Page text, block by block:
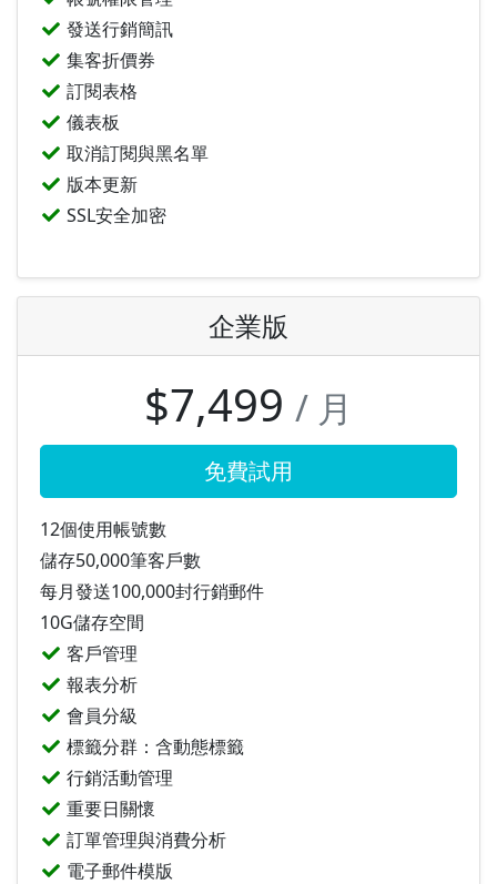
發送行銷簡訊
集客折價券
訂閱表格
儀表板
取消訂閱與黑名單
版本更新
SSL安全加密
企業版
$7,499 / 月
免費試用
12個使用帳號數
儲存50,000筆客戶數
每月發送100,000封行銷郵件
10G儲存空間
客戶管理
報表分析
會員分級
標籤分群：含動態標籤
行銷活動管理
重要日關懷
訂單管理與消費分析
電子郵件模版